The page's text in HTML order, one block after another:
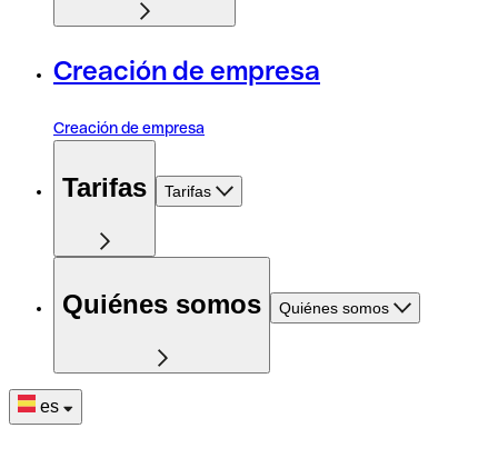
Creación de empresa
Creación de empresa
Tarifas Tarifas
Quiénes somos Quiénes somos
es